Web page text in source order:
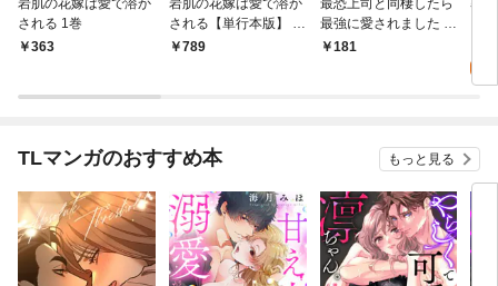
岩肌の花嫁は愛で溶か
される 1巻
363
岩肌の花嫁は愛で溶か
される【単行本版】 1
巻789
最恐上司と同棲したら
最強に愛されました 1
巻181
暴
TLマンガのおすすめ本 もっと見る